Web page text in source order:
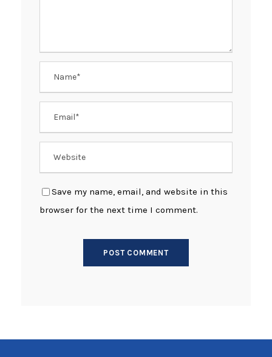
Save my name, email, and website in this
browser for the next time I comment.